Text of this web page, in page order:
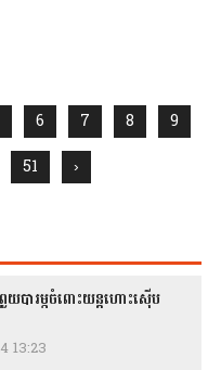
6 7 8
9
51 ›
យបារម្ភចំពោះយន្តហោះស៊ើប
13:23